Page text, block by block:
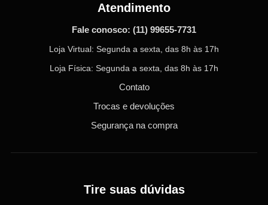
Atendimento
Fale conosco: (11) 99655-7731
Loja Virtual: Segunda a sexta, das 8h às 17h
Loja Física: Segunda a sexta, das 8h às 17h
Contato
Trocas e devoluções
Segurança na compra
Tire suas dúvidas